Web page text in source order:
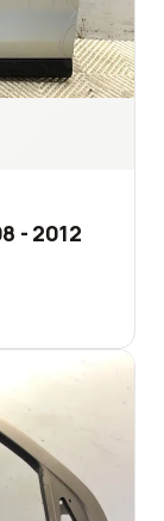
- 2012